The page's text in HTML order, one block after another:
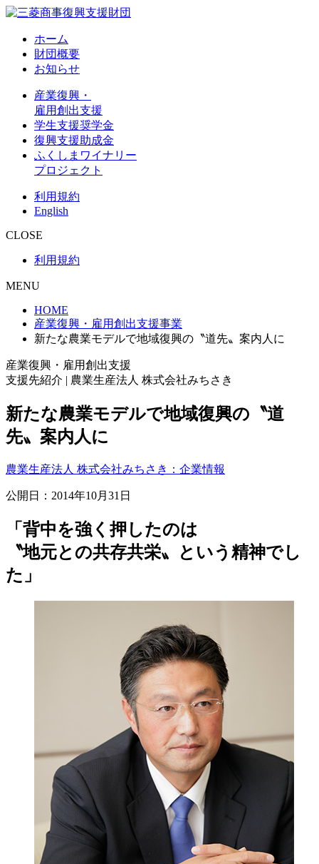
ホーム
財団概要
お知らせ
産業復興・
雇用創出支援
学生支援奨学金
復興支援助成金
ふくしまワイナリー
プロジェクト
利用規約
English
CLOSE
利用規約
MENU
HOME
産業復興・雇用創出支援事業
新たな農業モデルで地域復興の〝道先〟案内人に
産業復興・雇用創出支援
支援先紹介 | 農業生産法人 株式会社みちさき
新たな農業モデルで地域復興の〝道
先〟案内人に
農業生産法人 株式会社みちさき：企業情報
公開日： 2014年10月31日
「背中を強く押したのは
〝地元との共存共栄〟という精神でし
た」